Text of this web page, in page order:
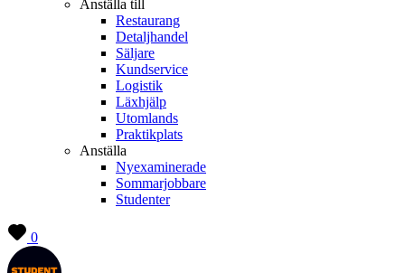
Anställa till
Restaurang
Detaljhandel
Säljare
Kundservice
Logistik
Läxhjälp
Utomlands
Praktikplats
Anställa
Nyexaminerade
Sommarjobbare
Studenter
0